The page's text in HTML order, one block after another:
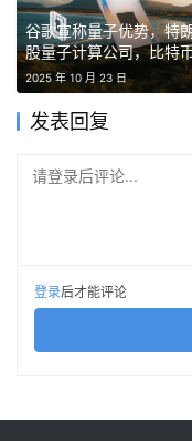
根据Saylor的测算，
普通股股东就将持续
在过去大半年里，这
特币→比特币涨价→
STRC跌破百元锚
100美元面值，是
谷歌宣称量子优势，特
股量子计算公司，比特
威胁又要来了？
2025 年 10 月 23 日
发表回复
请登录后评论...
登录后才能评论